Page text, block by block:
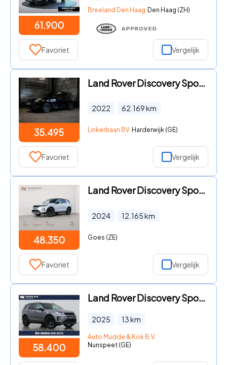
61.900
Breeland Den Haag Den Haag (ZH)
Favoriet Vergelijk
35.495
Land Rover Discovery Sport - Hybrid R-Dynamic S AWD | Trekhaak | Carplay | Panoramadak |
2022 62.169km
Linkerbaan BV Harderwijk (GE)
Favoriet Vergelijk
48.350
Land Rover Discovery Sport - P300e 1.5 R-Dynamic SE | Adapt. Cruise | Stoelverwarming | B
2024 12.165km
Goes (ZE)
Favoriet Vergelijk
58.400
Land Rover Discovery Sport - P270e PHEV Dynamic SE | NIEUW! | Panoramadak | Trekhaak | AC
2025 13km
Auto Mudde & Kok B.V.
Nunspeet (GE)